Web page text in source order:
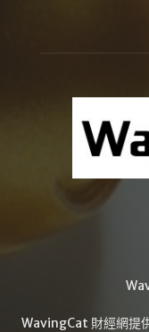
WavingCat 財經網提